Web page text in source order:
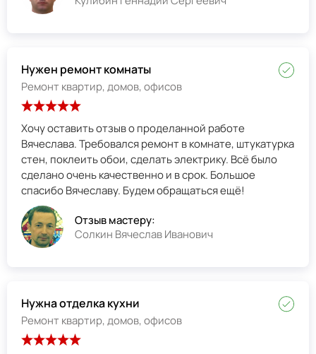
Нужен ремонт комнаты
Ремонт квартир, домов, офисов
Хочу оставить отзыв о проделанной работе
Вячеслава. Требовался ремонт в комнате, штукатурка
стен, поклеить обои, сделать электрику. Всё было
сделано очень качественно и в срок. Большое
спасибо Вячеславу. Будем обращаться ещё!
Отзыв мастеру:
Солкин Вячеслав Иванович
Нужна отделка кухни
Ремонт квартир, домов, офисов